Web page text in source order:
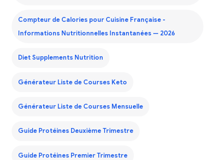
Compteur de Calories pour Cuisine Française -
Informations Nutritionnelles Instantanées — 2026
Diet Supplements Nutrition
Générateur Liste de Courses Keto
Générateur Liste de Courses Mensuelle
Guide Protéines Deuxième Trimestre
Guide Protéines Premier Trimestre